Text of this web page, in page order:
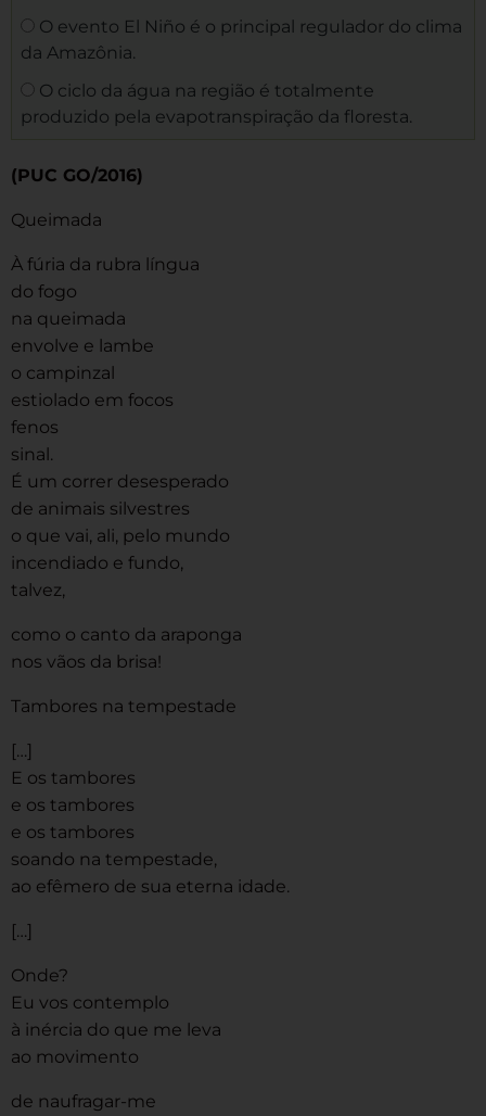
O evento El Niño é o principal regulador do clima
da Amazônia.
O ciclo da água na região é totalmente
produzido pela evapotranspiração da floresta.
(PUC GO/2016)
Queimada
À fúria da rubra língua
do fogo
na queimada
envolve e lambe
o campinzal
estiolado em focos
fenos
sinal.
É um correr desesperado
de animais silvestres
o que vai, ali, pelo mundo
incendiado e fundo,
talvez,
como o canto da araponga
nos vãos da brisa!
Tambores na tempestade
[…]
E os tambores
e os tambores
e os tambores
soando na tempestade,
ao efêmero de sua eterna idade.
[…]
Onde?
Eu vos contemplo
à inércia do que me leva
ao movimento
de naufragar-me